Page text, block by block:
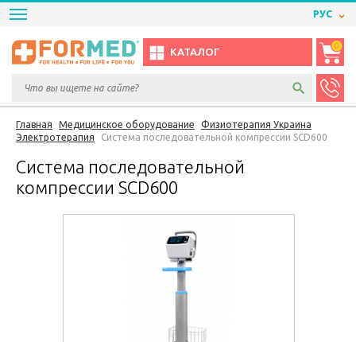
РУС
КАТАЛОГ
0
Главная Медицинское оборудование
Физиотерапия Украина
Электротерапия
Система последовательной компрессии SCD600
Система последовательной
компрессии SCD600